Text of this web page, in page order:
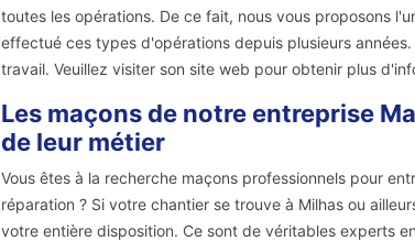
toutes les opérations. De ce fait, nous vous proposons
effectué ces types d'opérations depuis plusieurs
travail. Veuillez visiter son site web pour obtenir plus
Les maçons de notre entreprise
de leur métier
Vous êtes à la recherche maçons professionnels pour
réparation ? Si votre chantier se trouve à Milhas ou
votre entière disposition. Ce sont de véritables experts